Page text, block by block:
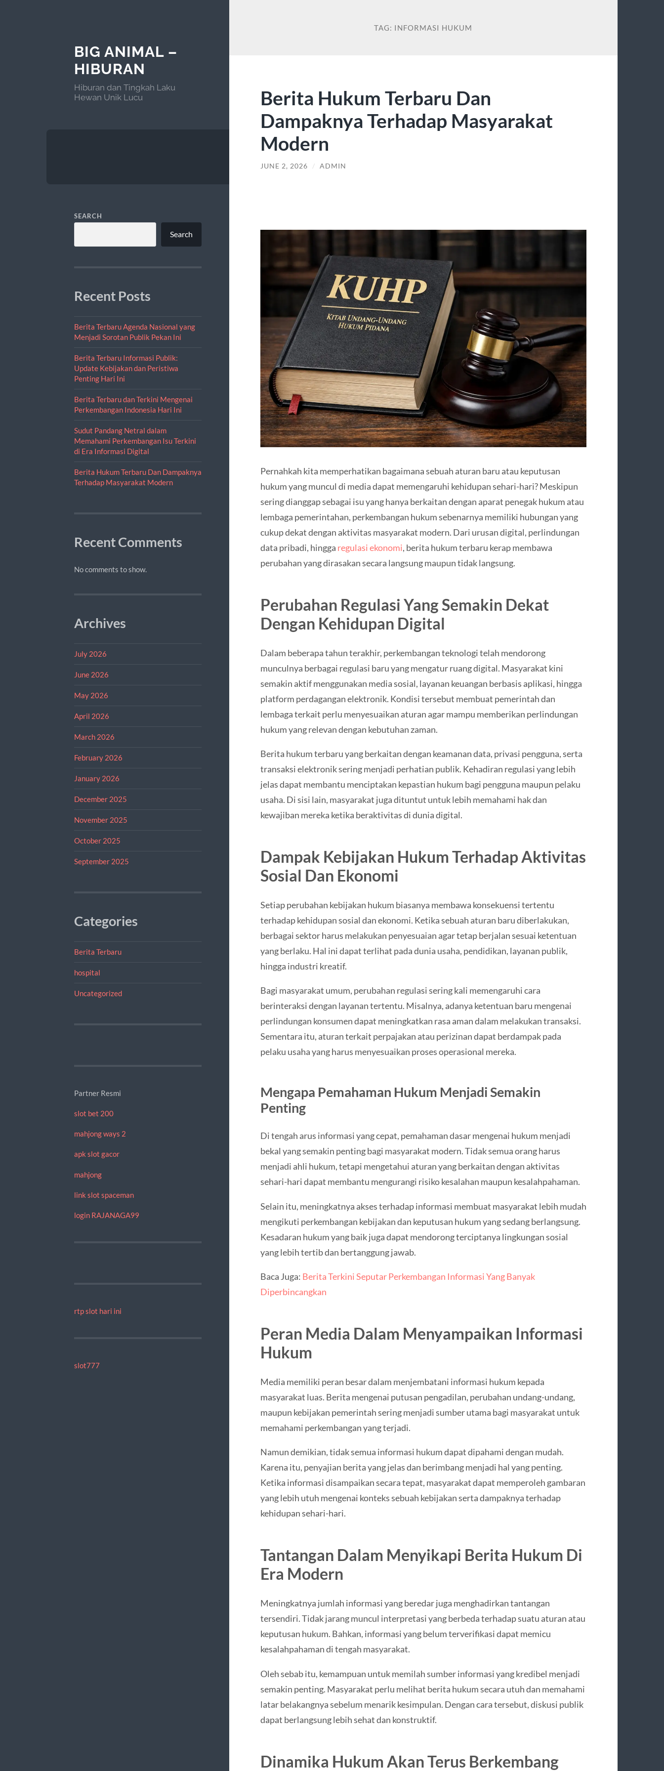
BIG ANIMAL –
HIBURAN
Hiburan dan Tingkah Laku
Hewan Unik Lucu
SEARCH
Search
Recent Posts
Berita Terbaru Agenda Nasional yang
Menjadi Sorotan Publik Pekan Ini
Berita Terbaru Informasi Publik:
Update Kebijakan dan Peristiwa
Penting Hari Ini
Berita Terbaru dan Terkini Mengenai
Perkembangan Indonesia Hari Ini
Sudut Pandang Netral dalam
Memahami Perkembangan Isu Terkini
di Era Informasi Digital
Berita Hukum Terbaru Dan Dampaknya
Terhadap Masyarakat Modern
Recent Comments
No comments to show.
Archives
July 2026
June 2026
May 2026
April 2026
March 2026
February 2026
January 2026
December 2025
November 2025
October 2025
September 2025
Categories
Berita Terbaru
hospital
Uncategorized
Partner Resmi
slot bet 200
mahjong ways 2
apk slot gacor
mahjong
link slot spaceman
login RAJANAGA99
rtp slot hari ini
slot777
TAG: INFORMASI HUKUM
Berita Hukum Terbaru Dan
Dampaknya Terhadap Masyarakat
Modern
JUNE 2, 2026 / ADMIN
Pernahkah kita memperhatikan bagaimana sebuah aturan baru atau keputusan
hukum yang muncul di media dapat memengaruhi kehidupan sehari-hari? Meskipun
sering dianggap sebagai isu yang hanya berkaitan dengan aparat penegak hukum atau
lembaga pemerintahan, perkembangan hukum sebenarnya memiliki hubungan yang
cukup dekat dengan aktivitas masyarakat modern. Dari urusan digital, perlindungan
data pribadi, hingga regulasi ekonomi, berita hukum terbaru kerap membawa
perubahan yang dirasakan secara langsung maupun tidak langsung.
Perubahan Regulasi Yang Semakin Dekat
Dengan Kehidupan Digital
Dalam beberapa tahun terakhir, perkembangan teknologi telah mendorong
munculnya berbagai regulasi baru yang mengatur ruang digital. Masyarakat kini
semakin aktif menggunakan media sosial, layanan keuangan berbasis aplikasi, hingga
platform perdagangan elektronik. Kondisi tersebut membuat pemerintah dan
lembaga terkait perlu menyesuaikan aturan agar mampu memberikan perlindungan
hukum yang relevan dengan kebutuhan zaman.
Berita hukum terbaru yang berkaitan dengan keamanan data, privasi pengguna, serta
transaksi elektronik sering menjadi perhatian publik. Kehadiran regulasi yang lebih
jelas dapat membantu menciptakan kepastian hukum bagi pengguna maupun pelaku
usaha. Di sisi lain, masyarakat juga dituntut untuk lebih memahami hak dan
kewajiban mereka ketika beraktivitas di dunia digital.
Dampak Kebijakan Hukum Terhadap Aktivitas
Sosial Dan Ekonomi
Setiap perubahan kebijakan hukum biasanya membawa konsekuensi tertentu
terhadap kehidupan sosial dan ekonomi. Ketika sebuah aturan baru diberlakukan,
berbagai sektor harus melakukan penyesuaian agar tetap berjalan sesuai ketentuan
yang berlaku. Hal ini dapat terlihat pada dunia usaha, pendidikan, layanan publik,
hingga industri kreatif.
Bagi masyarakat umum, perubahan regulasi sering kali memengaruhi cara
berinteraksi dengan layanan tertentu. Misalnya, adanya ketentuan baru mengenai
perlindungan konsumen dapat meningkatkan rasa aman dalam melakukan transaksi.
Sementara itu, aturan terkait perpajakan atau perizinan dapat berdampak pada
pelaku usaha yang harus menyesuaikan proses operasional mereka.
Mengapa Pemahaman Hukum Menjadi Semakin
Penting
Di tengah arus informasi yang cepat, pemahaman dasar mengenai hukum menjadi
bekal yang semakin penting bagi masyarakat modern. Tidak semua orang harus
menjadi ahli hukum, tetapi mengetahui aturan yang berkaitan dengan aktivitas
sehari-hari dapat membantu mengurangi risiko kesalahan maupun kesalahpahaman.
Selain itu, meningkatnya akses terhadap informasi membuat masyarakat lebih mudah
mengikuti perkembangan kebijakan dan keputusan hukum yang sedang berlangsung.
Kesadaran hukum yang baik juga dapat mendorong terciptanya lingkungan sosial
yang lebih tertib dan bertanggung jawab.
Baca Juga: Berita Terkini Seputar Perkembangan Informasi Yang Banyak
Diperbincangkan
Peran Media Dalam Menyampaikan Informasi
Hukum
Media memiliki peran besar dalam menjembatani informasi hukum kepada
masyarakat luas. Berita mengenai putusan pengadilan, perubahan undang-undang,
maupun kebijakan pemerintah sering menjadi sumber utama bagi masyarakat untuk
memahami perkembangan yang terjadi.
Namun demikian, tidak semua informasi hukum dapat dipahami dengan mudah.
Karena itu, penyajian berita yang jelas dan berimbang menjadi hal yang penting.
Ketika informasi disampaikan secara tepat, masyarakat dapat memperoleh gambaran
yang lebih utuh mengenai konteks sebuah kebijakan serta dampaknya terhadap
kehidupan sehari-hari.
Tantangan Dalam Menyikapi Berita Hukum Di
Era Modern
Meningkatnya jumlah informasi yang beredar juga menghadirkan tantangan
tersendiri. Tidak jarang muncul interpretasi yang berbeda terhadap suatu aturan atau
keputusan hukum. Bahkan, informasi yang belum terverifikasi dapat memicu
kesalahpahaman di tengah masyarakat.
Oleh sebab itu, kemampuan untuk memilah sumber informasi yang kredibel menjadi
semakin penting. Masyarakat perlu melihat berita hukum secara utuh dan memahami
latar belakangnya sebelum menarik kesimpulan. Dengan cara tersebut, diskusi publik
dapat berlangsung lebih sehat dan konstruktif.
Dinamika Hukum Akan Terus Berkembang